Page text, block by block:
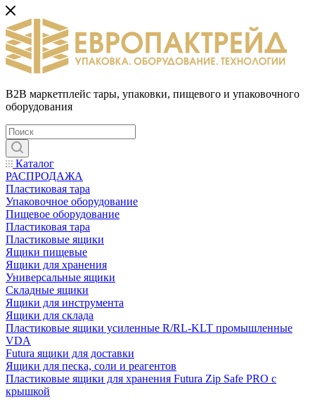
B2B маркетплейс тары, упаковки, пищевого и упаковочного
оборудования
Каталог
РАСПРОДАЖА
Пластиковая тара
Упаковочное оборудование
Пищевое оборудование
Пластиковая тара
Пластиковые ящики
Ящики пищевые
Ящики для хранения
Универсальные ящики
Складные ящики
Ящики для инструмента
Ящики для склада
Пластиковые ящики усиленные R/RL-KLT промышленные
VDA
Futura ящики для доставки
Ящики для песка, соли и реагентов
Пластиковые ящики для хранения Futura Zip Safe PRO с
крышкой